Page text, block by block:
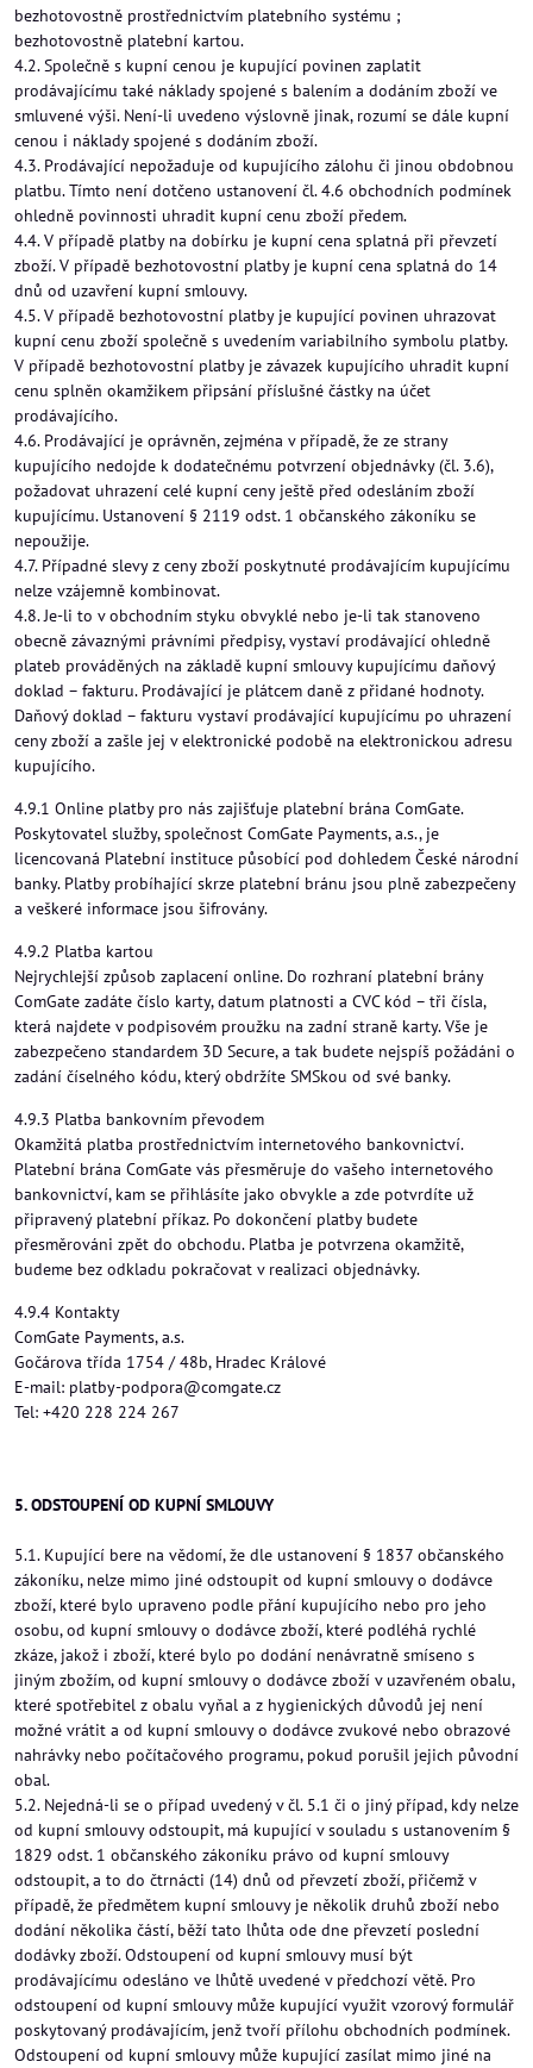
bezhotovostně prostřednictvím platebního systému ;
bezhotovostně platební kartou.
4.2. Společně s kupní cenou je kupující povinen zaplatit
prodávajícímu také náklady spojené s balením a dodáním zboží ve
smluvené výši. Není-li uvedeno výslovně jinak, rozumí se dále kupní
cenou i náklady spojené s dodáním zboží.
4.3. Prodávající nepožaduje od kupujícího zálohu či jinou obdobnou
platbu. Tímto není dotčeno ustanovení čl. 4.6 obchodních podmínek
ohledně povinnosti uhradit kupní cenu zboží předem.
4.4. V případě platby na dobírku je kupní cena splatná při převzetí
zboží. V případě bezhotovostní platby je kupní cena splatná do 14
dnů od uzavření kupní smlouvy.
4.5. V případě bezhotovostní platby je kupující povinen uhrazovat
kupní cenu zboží společně s uvedením variabilního symbolu platby.
V případě bezhotovostní platby je závazek kupujícího uhradit kupní
cenu splněn okamžikem připsání příslušné částky na účet
prodávajícího.
4.6. Prodávající je oprávněn, zejména v případě, že ze strany
kupujícího nedojde k dodatečnému potvrzení objednávky (čl. 3.6),
požadovat uhrazení celé kupní ceny ještě před odesláním zboží
kupujícímu. Ustanovení § 2119 odst. 1 občanského zákoníku se
nepoužije.
4.7. Případné slevy z ceny zboží poskytnuté prodávajícím kupujícímu
nelze vzájemně kombinovat.
4.8. Je-li to v obchodním styku obvyklé nebo je-li tak stanoveno
obecně závaznými právními předpisy, vystaví prodávající ohledně
plateb prováděných na základě kupní smlouvy kupujícímu daňový
doklad – fakturu. Prodávající je plátcem daně z přidané hodnoty.
Daňový doklad – fakturu vystaví prodávající kupujícímu po uhrazení
ceny zboží a zašle jej v elektronické podobě na elektronickou adresu
kupujícího.
4.9.1 Online platby pro nás zajišťuje platební brána ComGate.
Poskytovatel služby, společnost ComGate Payments, a.s., je
licencovaná Platební instituce působící pod dohledem České národní
banky. Platby probíhající skrze platební bránu jsou plně zabezpečeny
a veškeré informace jsou šifrovány.
4.9.2 Platba kartou
Nejrychlejší způsob zaplacení online. Do rozhraní platební brány
ComGate zadáte číslo karty, datum platnosti a CVC kód – tři čísla,
která najdete v podpisovém proužku na zadní straně karty. Vše je
zabezpečeno standardem 3D Secure, a tak budete nejspíš požádáni o
zadání číselného kódu, který obdržíte SMSkou od své banky.
4.9.3 Platba bankovním převodem
Okamžitá platba prostřednictvím internetového bankovnictví.
Platební brána ComGate vás přesměruje do vašeho internetového
bankovnictví, kam se přihlásíte jako obvykle a zde potvrdíte už
připravený platební příkaz. Po dokončení platby budete
přesměrováni zpět do obchodu. Platba je potvrzena okamžitě,
budeme bez odkladu pokračovat v realizaci objednávky.
4.9.4 Kontakty
ComGate Payments, a.s.
Gočárova třída 1754 / 48b, Hradec Králové
E-mail: platby-podpora@comgate.cz
Tel: +420 228 224 267
5. ODSTOUPENÍ OD KUPNÍ SMLOUVY
5.1. Kupující bere na vědomí, že dle ustanovení § 1837 občanského
zákoníku, nelze mimo jiné odstoupit od kupní smlouvy o dodávce
zboží, které bylo upraveno podle přání kupujícího nebo pro jeho
osobu, od kupní smlouvy o dodávce zboží, které podléhá rychlé
zkáze, jakož i zboží, které bylo po dodání nenávratně smíseno s
jiným zbožím, od kupní smlouvy o dodávce zboží v uzavřeném obalu,
které spotřebitel z obalu vyňal a z hygienických důvodů jej není
možné vrátit a od kupní smlouvy o dodávce zvukové nebo obrazové
nahrávky nebo počítačového programu, pokud porušil jejich původní
obal.
5.2. Nejedná-li se o případ uvedený v čl. 5.1 či o jiný případ, kdy nelze
od kupní smlouvy odstoupit, má kupující v souladu s ustanovením §
1829 odst. 1 občanského zákoníku právo od kupní smlouvy
odstoupit, a to do čtrnácti (14) dnů od převzetí zboží, přičemž v
případě, že předmětem kupní smlouvy je několik druhů zboží nebo
dodání několika částí, běží tato lhůta ode dne převzetí poslední
dodávky zboží. Odstoupení od kupní smlouvy musí být
prodávajícímu odesláno ve lhůtě uvedené v předchozí větě. Pro
odstoupení od kupní smlouvy může kupující využit vzorový formulář
poskytovaný prodávajícím, jenž tvoří přílohu obchodních podmínek.
Odstoupení od kupní smlouvy může kupující zasílat mimo jiné na